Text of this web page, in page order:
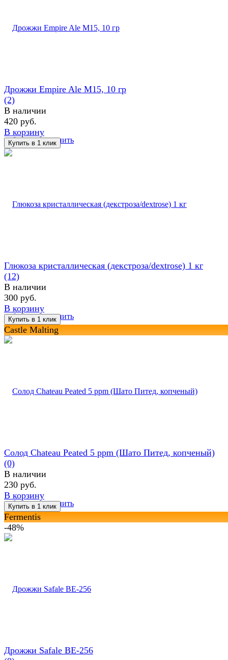
избранное сравнить
Дрожжи Empire Ale M15, 10 гр
(2)
В наличии
420 руб.
В корзину
избранное сравнить
Глюкоза кристаллическая (декстроза/dextrose) 1 кг
(12)
В наличии
300 руб.
В корзину
Castle Malting
избранное сравнить
Солод Chateau Peated 5 ppm (Шато Питед, копченый)
(0)
В наличии
230 руб.
В корзину
Fermentis
-48%
Дрожжи Safale BE-256